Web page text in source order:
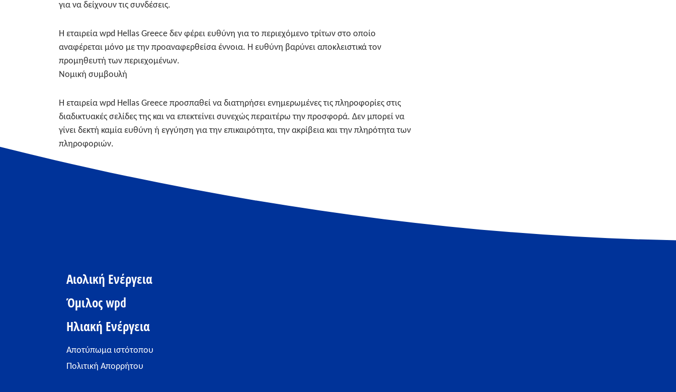
για να δείχνουν τις συνδέσεις.
Η εταιρεία wpd Hellas Greece δεν φέρει ευθύνη για το περιεχόμενο τρίτων στο οποίο
αναφέρεται μόνο με την προαναφερθείσα έννοια. Η ευθύνη βαρύνει αποκλειστικά τον
προμηθευτή των περιεχομένων.
Νομική συμβουλή
Η εταιρεία wpd Hellas Greece προσπαθεί να διατηρήσει ενημερωμένες τις πληροφορίες στις
διαδικτυακές σελίδες της και να επεκτείνει συνεχώς περαιτέρω την προσφορά. Δεν μπορεί να
γίνει δεκτή καμία ευθύνη ή εγγύηση για την επικαιρότητα, την ακρίβεια και την πληρότητα των
πληροφοριών.
Αιολική Ενέργεια
Όμιλος wpd
Ηλιακή Ενέργεια
Αποτύπωμα ιστότοπου
Πολιτική Απορρήτου